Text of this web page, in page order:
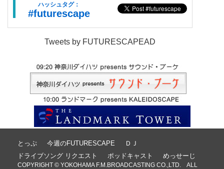
ハッシュタグ：
#futurescape
Tweets by FUTURESCAPEAD
とっぷ 今週のFUTURESCAPE
ＤＪ
ドライブソング リクエスト
ポッドキャスト めっせーじ
COPYRIGHT © YOKOHAMA F.M.BROADCASTING CO.,LTD. ALL